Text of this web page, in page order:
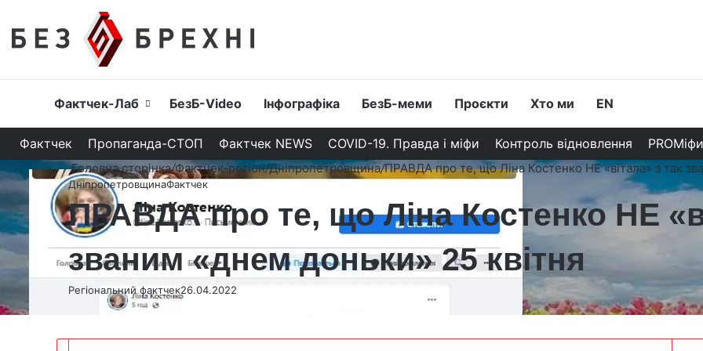
Головна
Фактчек-Лаб БезБ-Video Інфографіка БезБ-меми Проєкти Хто ми EN
Фактчек Пропаганда-СТОП Фактчек NEWS COVID-19. Правда і міфи Контроль відновлення PROМіфи
Головна сторінка/Фактчек-регіон/Дніпропетровщина/ПРАВДА про те, що Ліна Костенко НЕ «вітала» з так
ДніпропетровщинаФактчек
ПРАВДА про те, що Ліна Костенко НЕ
званим «днем доньки» 25 квітня
Регіональний фактчек26.04.2022